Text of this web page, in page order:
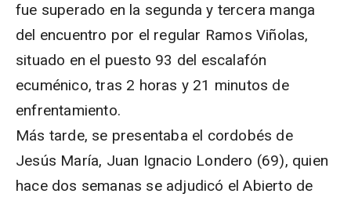
fue superado en la segunda y tercera manga
del encuentro por el regular Ramos Viñolas,
situado en el puesto 93 del escalafón
ecuménico, tras 2 horas y 21 minutos de
enfrentamiento.
Más tarde, se presentaba el cordobés de
Jesús María, Juan Ignacio Londero (69), quien
hace dos semanas se adjudicó el Abierto de